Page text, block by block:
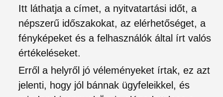
Itt láthatja a címet, a nyitvatartási időt, a
népszerű időszakokat, az elérhetőséget, a
fényképeket és a felhasználók által írt valós
értékeléseket.
Erről a helyről jó véleményeket írtak, ez azt
jelenti, hogy jól bánnak ügyfeleikkel, és